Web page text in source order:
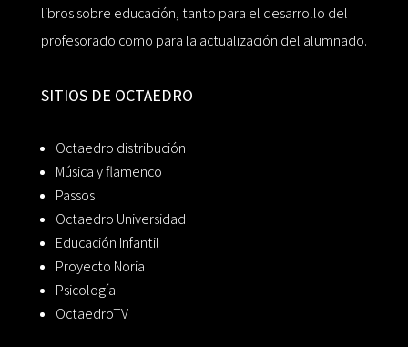
libros sobre educación, tanto para el desarrollo del
profesorado como para la actualización del alumnado.
SITIOS DE OCTAEDRO
Octaedro distribución
Música y flamenco
Passos
Octaedro Universidad
Educación Infantil
Proyecto Noria
Psicología
OctaedroTV